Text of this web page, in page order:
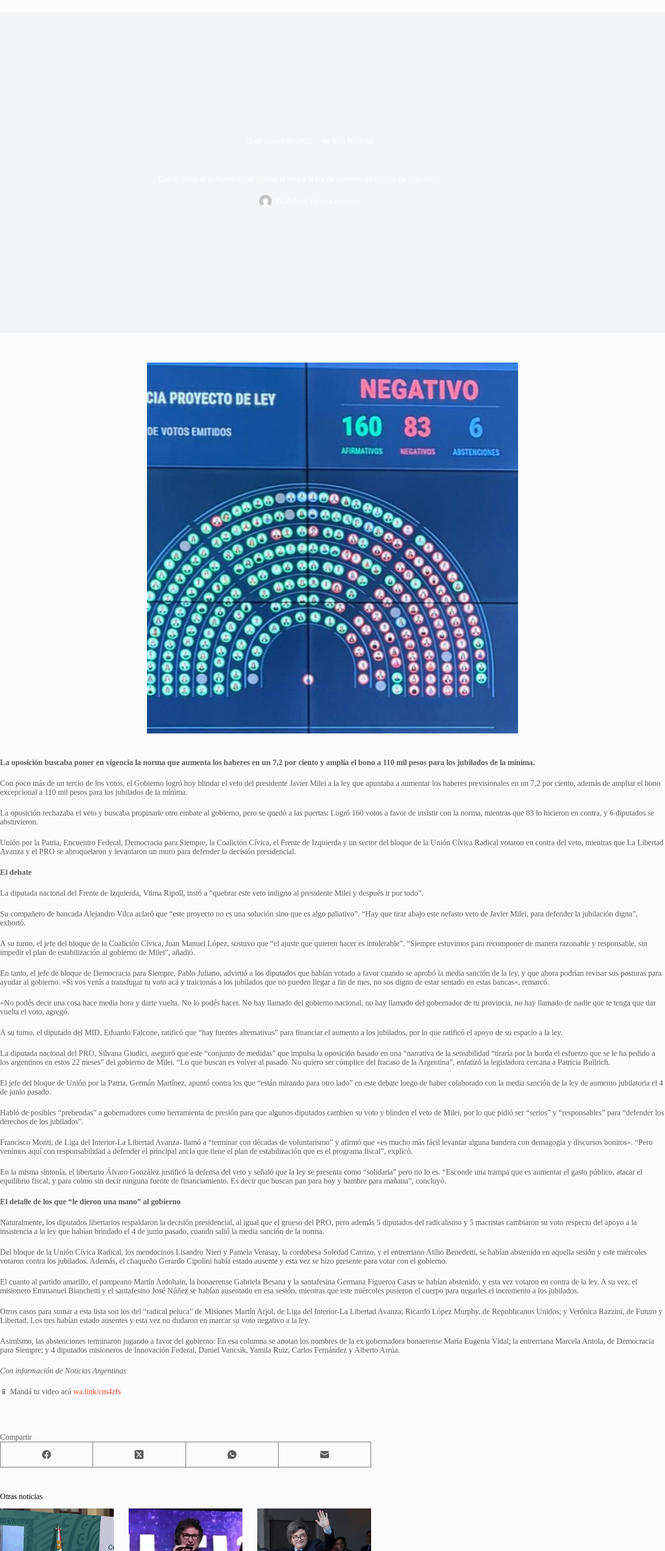
La oposición buscaba poner en vigencia la norma que aumenta los haberes en un 7,2 por ciento y amplía el bono a 110 mil pesos para los jubilados de la mínima.
Con poco más de un tercio de los votos, el Gobierno logró hoy blindar el veto del presidente Javier Milei a la ley que apuntaba a aumentar los haberes previsionales en un 7,2 por ciento, además de ampliar el bono
excepcional a 110 mil pesos para los jubilados de la mínima.
La oposición rechazaba el veto y buscaba propinarle otro embate al gobierno, pero se quedó a las puertas: Logró 160 votos a favor de insistir con la norma, mientras que 83 lo hicieron en contra, y 6 diputados se
abstuvieron.
Unión por la Patria, Encuentro Federal, Democracia para Siempre, la Coalición Cívica, el Frente de Izquierda y un sector del bloque de la Unión Cívica Radical votaron en contra del veto, mientras que La Libertad
Avanza y el PRO se abroquelaron y levantaron un muro para defender la decisión presidencial.
El debate
La diputada nacional del Frente de Izquierda, Vilma Ripoll, instó a “quebrar este veto indigno al presidente Milei y después ir por todo”.
Su compañero de bancada Alejandro Vilca aclaró que “este proyecto no es una solución sino que es algo paliativo”. “Hay que tirar abajo este nefasto veto de Javier Milei, para defender la jubilación digna”,
exhortó.
A su turno, el jefe del bloque de la Coalición Cívica, Juan Manuel López, sostuvo que “el ajuste que quieren hacer es intolerable”. “Siempre estuvimos para recomponer de manera razonable y responsable, sin
impedir el plan de estabilización al gobierno de Milei”, añadió.
En tanto, el jefe de bloque de Democracia para Siempre, Pablo Juliano, advirtió a los diputados que habían votado a favor cuando se aprobó la media sanción de la ley, y que ahora podrían revisar sus posturas para
ayudar al gobierno. «Si vos venís a transfugar tu voto acá y traicionás a los jubilados que no pueden llegar a fin de mes, no sos digno de estar sentado en estas bancas», remarcó.
«No podés decir una cosa hace media hora y darte vuelta. No lo podés hacer. No hay llamado del gobierno nacional, no hay llamado del gobernador de tu provincia, no hay llamado de nadie que te tenga que dar
vuelta el voto, agregó.
A su turno, el diputado del MID, Eduardo Falcone, ratificó que “hay fuentes alternativas” para financiar el aumento a los jubilados, por lo que ratificó el apoyo de su espacio a la ley.
La diputada nacional del PRO, Silvana Giudici, aseguró que este “conjunto de medidas” que impulsa la oposición basado en una “narrativa de la sensibilidad “tiraría por la borda el esfuerzo que se le ha pedido a
los argentinos en estos 22 meses” del gobierno de Milei. “Lo que buscan es volver al pasado. No quiero ser cómplice del fracaso de la Argentina”, enfatizó la legisladora cercana a Patricia Bullrich.
El jefe del bloque de Unión por la Patria, Germán Martínez, apuntó contra los que “están mirando para otro lado” en este debate luego de haber colaborado con la media sanción de la ley de aumento jubilatoria el 4
de junio pasado.
Habló de posibles “prebendas” a gobernadores como herramienta de presión para que algunos diputados cambien su voto y blinden el veto de Milei, por lo que pidió ser “serios” y “responsables” para “defender los
derechos de los jubilados”.
Francisco Monti, de Liga del Interior-La Libertad Avanza- llamó a “terminar con décadas de voluntarismo” y afirmó que «es mucho más fácil levantar alguna bandera con demagogia y discursos bonitos». “Pero
venimos aquí con responsabilidad a defender el principal ancla que tiene el plan de estabilización que es el programa fiscal”, explicó.
En la misma sintonía, el libertario Álvaro González justificó la defensa del veto y señaló que la ley se presenta como “solidaria” pero no lo es. “Esconde una trampa que es aumentar el gasto público, atacar el
equilibrio fiscal, y para colmo sin decir ninguna fuente de financiamiento. Es decir que buscan pan para hoy y hambre para mañana”, concluyó.
El detalle de los que “le dieron una mano” al gobierno
Naturalmente, los diputados libertarios respaldaron la decisión presidencial, al igual que el grueso del PRO, pero además 5 diputados del radicalismo y 5 macristas cambiaron su voto respecto del apoyo a la
insistencia a la ley que habían brindado el 4 de junio pasado, cuando salió la media sanción de la norma.
Del bloque de la Unión Cívica Radical, los mendocinos Lisandro Nieri y Pamela Verasay, la cordobesa Soledad Carrizo, y el entrerriano Atilio Benedetti, se habían abstenido en aquella sesión y este miércoles
votaron contra los jubilados. Además, el chaqueño Gerardo Cipolini había estado ausente y esta vez se hizo presente para votar con el gobierno.
El cuanto al partido amarillo, el pampeano Martín Ardohain, la bonaerense Gabriela Besana y la santafesina Germana Figueroa Casas se habían abstenido, y esta vez votaron en contra de la ley. A su vez, el
misionero Emmanuel Bianchetti y el santafesino José Núñez se habían ausentado en esa sesión, mientras que este miércoles pusieron el cuerpo para negarles el incremento a los jubilados.
Otros casos para sumar a esta lista son los del “radical peluca” de Misiones Martín Arjol, de Liga del Interior-La Libertad Avanza; Ricardo López Murphy, de Republicanos Unidos; y Verónica Razzini, de Futuro y
Libertad. Los tres habían estado ausentes y esta vez no dudaron en marcar su voto negativo a la ley.
Asimismo, las abstenciones terminaron jugando a favor del gobierno: En esa columna se anotan los nombres de la ex gobernadora bonaerense María Eugenia Vidal; la entrerriana Marcela Antola, de Democracia
para Siempre; y 4 diputados misioneros de Innovación Federal, Daniel Vancsik, Yamila Ruiz, Carlos Fernández y Alberto Arrúa.
Con información de Noticias Argentinas
📱 Mandá tu video acá wa.link/cm4zfs
Compartir
Otras noticias